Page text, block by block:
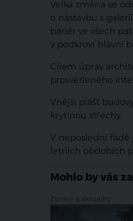
Velká změna se
o nástavbu s
bariér ve všech
v podkroví hlavní
Cílem úprav
prosvětleného
Vnější plášť
krytinou střechy.
V neposlední
letních obdobích
Mohlo by vás